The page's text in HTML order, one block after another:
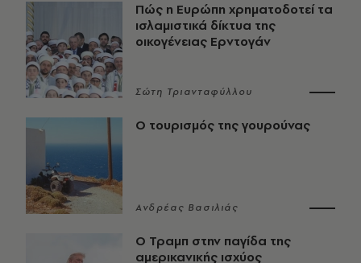
Πώς η Ευρώπη χρηματοδοτεί τα
ισλαμιστικά δίκτυα της
οικογένειας Ερντογάν
Σώτη Τριανταφύλλου
Ο τουρισμός της γουρούνας
Ανδρέας Βασιλιάς
Ο Τραμπ στην παγίδα της
αμερικανικής ισχύος